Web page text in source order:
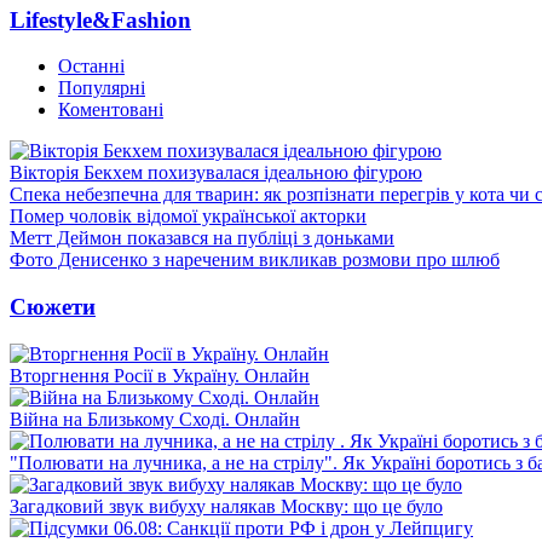
Lifestyle&Fashion
Останні
Популярні
Коментовані
Вікторія Бекхем похизувалася ідеальною фігурою
Спека небезпечна для тварин: як розпізнати перегрів у кота чи
Помер чоловік відомої української акторки
Метт Деймон показався на публіці з доньками
Фото Денисенко з нареченим викликав розмови про шлюб
Сюжети
Вторгнення Росії в Україну. Онлайн
Війна на Близькому Сході. Онлайн
"Полювати на лучника, а не на стрілу". Як Україні боротись з
Загадковий звук вибуху налякав Москву: що це було